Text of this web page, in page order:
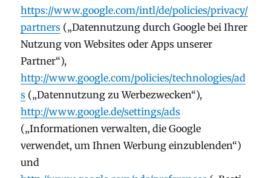
https://www.google.com/intl/de/policies/privacy/
partners („Datennutzung durch Google bei Ihrer
Nutzung von Websites oder Apps unserer
Partner“),
http://www.google.com/policies/technologies/ad
s („Datennutzung zu Werbezwecken“),
http://www.google.de/settings/ads
(„Informationen verwalten, die Google
verwendet, um Ihnen Werbung einzublenden“)
und